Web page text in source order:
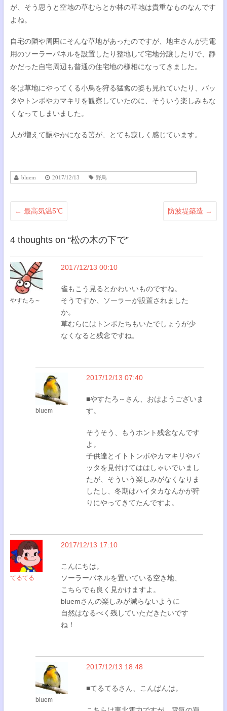
が、そう思うと空地の草むらとか林の草地は貴重なものなんです
よね。
自宅の隣や周囲にそんな草地があったのですが、地主さんが売電
用のソーラーパネルを設置したり整地して宅地分譲したりで、静
かだった自宅周辺も普通の住宅地の様相になってきました。
冬は草地にやってくる小鳥を狩る猛禽の姿も見れていたり、バッ
タやトンボやカマキリを観察していたのに、そういう楽しみもな
くなってしまいました。
人が増えて賑やかになる筈が、とても寂しく感じています。
bluem 2017/12/13 野鳥
← 最高気温5℃ 防波堤築造 →
4 thoughts on “松の木の下で”
やすたろ～
2017/12/13 00:10
雀もこう見るとかわいいものですね。
そうですか、ソーラーが設置されました
か。
草むらにはトンボたちもいたでしょうが少
なくなると残念ですね。
bluem
2017/12/13 07:40
■やすたろ～さん、おはようございま
す。
そうそう、もうホント残念なんです
よ。
子供達とイトトンボやカマキリやバ
ッタを見付けてははしゃいでいまし
たが、そういう楽しみがなくなりま
したし、冬期はハイタカなんかが狩
りにやってきてたんですよ。
てるてる
2017/12/13 17:10
こんにちは。
ソーラーパネルを置いている空き地、
こちらでも良く見かけますよ。
bluemさんの楽しみが減らないように
自然はなるべく残していただきたいです
ね！
bluem
2017/12/13 18:48
■てるてるさん、こんばんは。